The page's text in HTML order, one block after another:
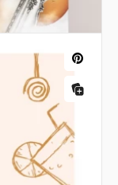
per
di
e invitare